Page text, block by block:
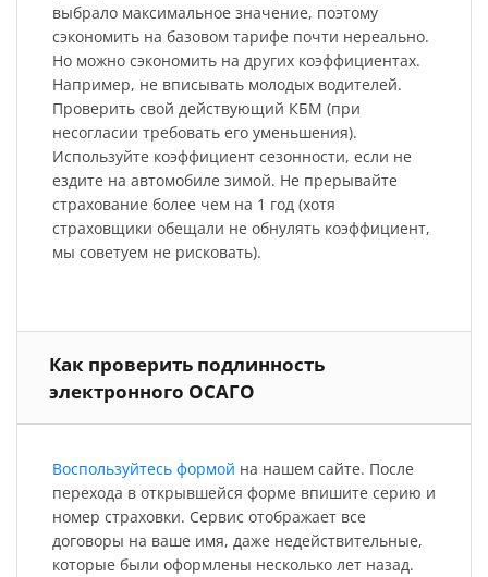
выбрало максимальное значение, поэтому
сэкономить на базовом тарифе почти нереально.
Но можно сэкономить на других коэффициентах.
Например, не вписывать молодых водителей.
Проверить свой действующий КБМ (при
несогласии требовать его уменьшения).
Используйте коэффициент сезонности, если не
ездите на автомобиле зимой. Не прерывайте
страхование более чем на 1 год (хотя
страховщики обещали не обнулять коэффициент,
мы советуем не рисковать).
Как проверить подлинность
электронного ОСАГО
Воспользуйтесь формой на нашем сайте. После
перехода в открывшейся форме впишите серию и
номер страховки. Сервис отображает все
договоры на ваше имя, даже недействительные,
которые были оформлены несколько лет назад.